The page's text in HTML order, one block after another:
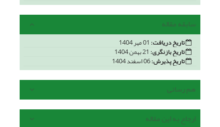
سابقه مقاله
تاریخ دریافت:
تاریخ بازنگری:
تاریخ پذیرش:
هم رسانی
ارجاع به این مقاله